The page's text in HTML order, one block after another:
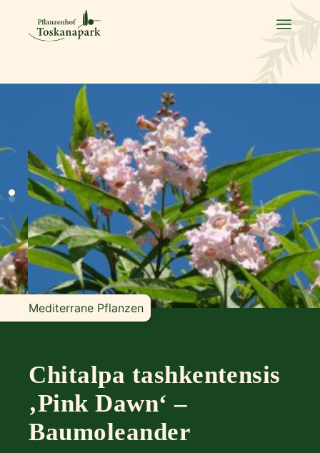
Mediterrane Pflanzen
Chitalpa tashkentensis
‚Pink Dawn‘ –
Baumoleander